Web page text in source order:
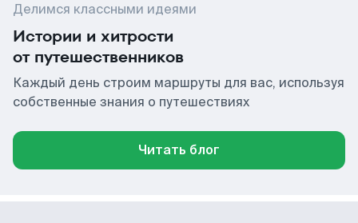
Делимся классными идеями
Истории и хитрости
от путешественников
Каждый день строим маршруты для вас, используя
собственные знания о путешествиях
Читать блог